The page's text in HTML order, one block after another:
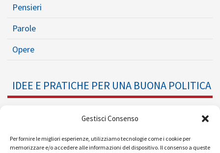
Gestisci Consenso
Per fornire le migliori esperienze, utilizziamo tecnologie come i cookie per
memorizzare e/o accedere alle informazioni del dispositivo. Il consenso a queste
Pensieri
Parole
Opere
IDEE E PRATICHE PER UNA BUONA POLITICA
Formazione Politica